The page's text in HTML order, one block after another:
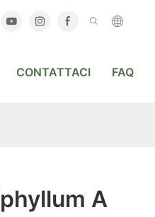
CONTATTACI FAQ
A